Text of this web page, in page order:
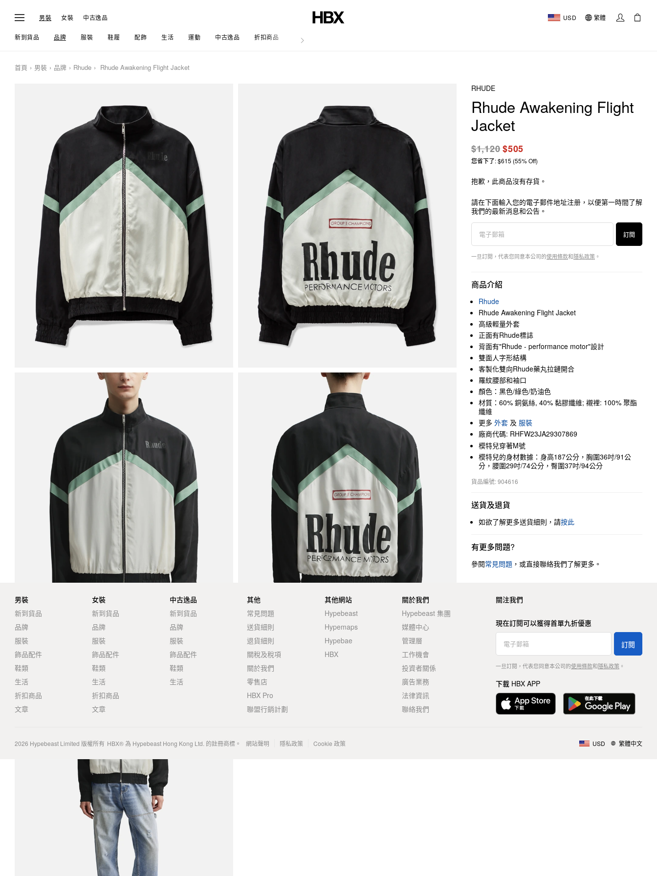
男裝 女裝 中古逸品 USD 繁體
新到貨品 品牌 服裝 鞋履 配飾 生活 運動 中古逸品 折扣商品 文章
首頁 男裝 品牌 Rhude Rhude Awakening Flight Jacket
RHUDE
Rhude Awakening Flight
Jacket
$1,120$505
您省下了: $615 (55% Off)
抱歉，此商品沒有存貨。
請在下面輸入您的電子郵件地址注册，以便第一時間了解
我們的最新消息和公告。
訂閱
一旦訂閱，代表您同意本公司的使用條款和隱私政策 。
商品介紹
Rhude
Rhude Awakening Flight Jacket
高級輕量外套
正面有Rhude標誌
背面有"Rhude - performance motor"設計
雙面人字形結構
客製化雙向Rhude藥丸拉鏈開合
羅紋腰部和袖口
顏色：黑色/綠色/奶油色
材質：60% 銅氨絲, 40% 黏膠纖維; 襯裡: 100% 聚酯
纖維
更多 外套 及 服裝
廠商代碼: RHFW23JA29307869
模特兒穿著M號
模特兒的身材數據：身高187公分，胸圍36吋/91公
分，腰圍29吋/74公分，臀圍37吋/94公分
貨品編號: 904616
送貨及退貨
如欲了解更多送貨細則，請按此
有更多問題?
參閱常見問題 ，或直接聯絡我們了解更多。
男裝
新到貨品
品牌
服裝
飾品配件
鞋類
生活
折扣商品
文章
女裝
新到貨品
品牌
服裝
飾品配件
鞋類
生活
折扣商品
文章
中古逸品
新到貨品
品牌
服裝
飾品配件
鞋類
生活
其他
常見問題
送貨細則
退貨細則
關稅及稅項
關於我們
零售店
HBX Pro
聯盟行銷計劃
其他網站
Hypebeast
Hypemaps
Hypebae
HBX
關於我們
Hypebeast 集團
媒體中心
管理層
工作機會
投資者關係
廣告業務
法律資訊
聯絡我們
關注我們
現在訂閱可以獲得首單九折優惠
訂閱
一旦訂閱，代表您同意本公司的使用條款和隱私政策。
下載 HBX APP
2026 Hypebeast Limited 版權所有 HBX® 為 Hypebeast Hong Kong Ltd. 的註冊商標。 網站聲明 隱私政策 Cookie 政策 USD 繁體中文